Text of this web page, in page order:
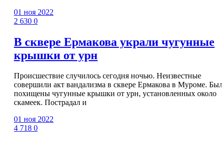
01 ноя 2022
2 630 0
В сквере Ермакова украли чугунные
крышки от урн
Происшествие случилось сегодня ночью. Неизвестные
совершили акт вандализма в сквере Ермакова в Муроме.
похищены чугунные крышки от урн, установленных около
скамеек. Пострадал и
01 ноя 2022
4 718 0